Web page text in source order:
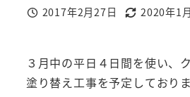
投稿日
2017年2月27日
更新日
2020年1
３月中の平日４日間を使い、
塗り替え工事を予定しておりま